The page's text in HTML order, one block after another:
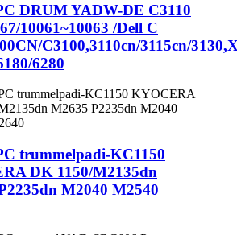
DRUM YADW-DE C3110
10061~10063 /Dell C
C3100,3110cn/3115cn/
6280
trummelpadi-KC1150
DK 1150/M2135dn
M2040 M2540